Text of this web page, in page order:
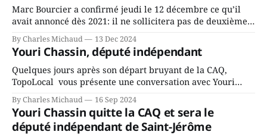
Marc Bourcier a confirmé jeudi le 12 décembre ce qu’il
avait annoncé dès 2021: il ne sollicitera pas de deuxième
mandat à titre de maire de Saint-Jérôme. Bourcier en a
fait l’annonce en s’adressant aux employés de la ville,
rassemblés en soirée pour leur traditionnel souper
By Charles Michaud 13 Dec 2024
Youri Chassin, député indépendant
Quelques jours après son départ bruyant de la CAQ,
TopoLocal vous présente une conversation avec Youri
Chassin. Nous avons causé de sa décision. Y songeait-il
depuis longtemps? Sera-t-il candidat indépendant dans 2
ans? Joindrait-il un autre parti, par exemple les
conservateurs d’Éric Duhaime? Que lui
By Charles Michaud 16 Sep 2024
Youri Chassin quitte la CAQ et sera le
député indépendant de Saint-Jérôme